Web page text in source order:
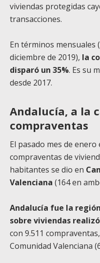
viviendas protegidas
transacciones.
En términos mensuales
diciembre de 2019), la
disparó un 35%. Es su
desde 2017.
Andalucía, a la
compraventas
El pasado mes de
compraventas de
habitantes se dio en
Valenciana (164 en
Andalucía fue la
sobre viviendas realizó
con 9.511
Comunidad Valenciana